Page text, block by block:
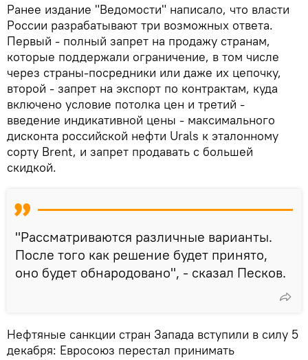
Ранее издание "Ведомости" написало, что власти
России разрабатывают три возможных ответа.
Первый - полный запрет на продажу странам,
которые поддержали ограничение, в том числе
через страны-посредники или даже их цепочку,
второй - запрет на экспорт по контрактам, куда
включено условие потолка цен и третий -
введение индикативной цены - максимального
дисконта российской нефти Urals к эталонному
сорту Brent, и запрет продавать с большей
скидкой.
"Рассматриваются различные варианты.
После того как решение будет принято,
оно будет обнародовано", - сказал Песков.
Нефтяные санкции стран Запада вступили в силу 5
декабря: Евросоюз перестал принимать